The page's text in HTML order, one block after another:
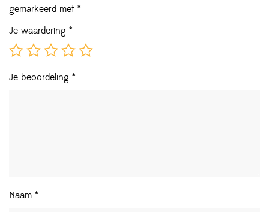
gemarkeerd met *
Je waardering *
Je beoordeling *
Naam *